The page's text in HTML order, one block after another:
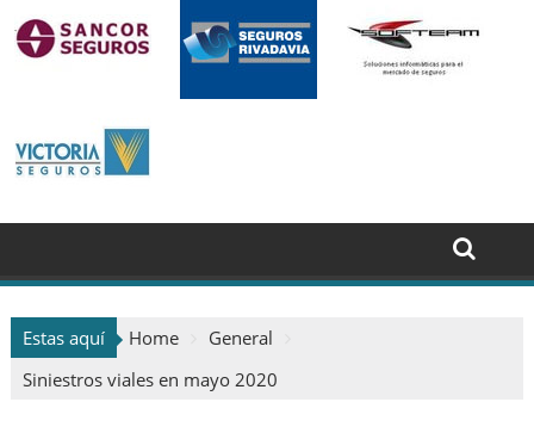
Estas aquí Home
General
Siniestros viales en mayo 2020